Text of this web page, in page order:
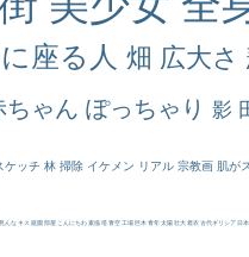
座る人 畑 広大さ
ちゃん ぽっちゃり 影
ケッチ 林 掃除 イケメン リアル 宗教画 肌が
んな キス 庭園 部屋 こんにちわ 素描 塔 青空 工場 巨木 青年 太陽 壮大 着衣 古代ギリシア 日